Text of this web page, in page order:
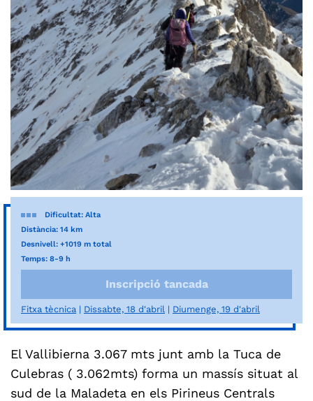
Dificultat: Alta
Distància: 14 km
Desnivell: +1019 m total
Temps: 8-9 h
Inscripció tancada
Fitxa tècnica Dissabte, 18 d'abril Diumenge, 19 d'abril
El Vallibierna 3.067 mts junt amb la Tuca de
Culebras ( 3.062mts) forma un massís situat al
sud de la Maladeta en els Pirineus Centrals